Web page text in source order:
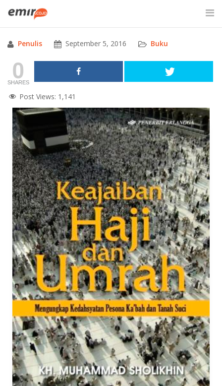
content
SITE SEARCH
Penulis September 5, 2016 Buku
0
SHARES
Post Views: 1,141